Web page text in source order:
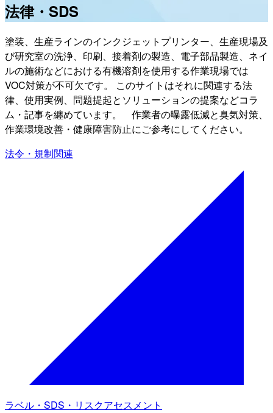
法律・SDS
塗装、生産ラインのインクジェットプリンター、生産現場及
び研究室の洗浄、印刷、接着剤の製造、電子部品製造、ネイ
ルの施術などにおける有機溶剤を使用する作業現場では
VOC対策が不可欠です。 このサイトはそれに関連する法
律、使用実例、問題提起とソリューションの提案などコラ
ム・記事を纏めています。 作業者の曝露低減と臭気対策、
作業環境改善・健康障害防止にご参考にしてください。
法令・規制関連
ラベル・SDS・リスクアセスメント